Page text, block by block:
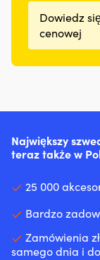
Dowiedz
cenowej
Największy
teraz także w
25 000
Bardzo
Zamówienia
samego dnia i